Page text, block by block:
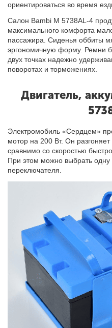
ориентироваться во время
Салон Bambi M 5738AL-4
максимального комфорта
пассажира. Сиденья оббиты
эргономичную форму. Ремни
двух точках надежно
поворотах и ​​торможениях.
Двигатель,
Электромобиль «Сердцем»
мотор на 200 Вт. Он
сравнимо со скоростью
При этом можно выбрать
переключателя.